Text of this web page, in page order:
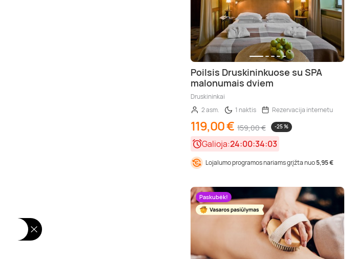
Poilsis Druskininkuose su SPA
malonumais dviem
Druskininkai
2 asm.
1 naktis Rezervacija internetu
119,00 € 159,00 € -25 %
Galioja:24:00:34:01
Lojalumo programos nariams grįžta nuo5,95 €
Paskubėk!